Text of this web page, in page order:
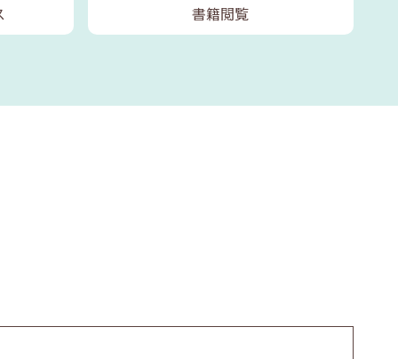
書籍閲覧